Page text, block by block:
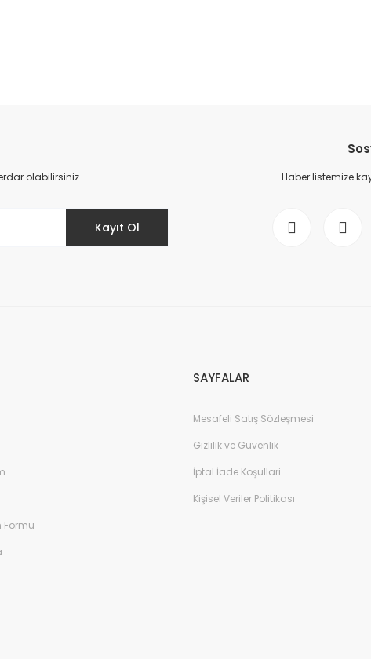
olabilirsiniz.
Kayıt Ol
Haber listemize
Formu
SAYFALAR
Mesafeli Satış Sözleşmesi
Gizlilik ve Güvenlik
İptal İade Koşullari
Kişisel Veriler Politikası